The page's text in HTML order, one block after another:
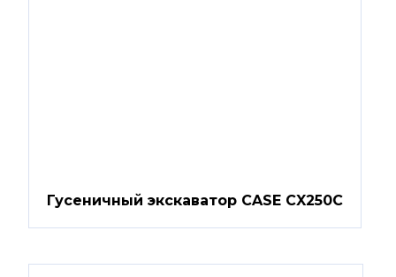
Гусеничный экскаватор CASE CX250C